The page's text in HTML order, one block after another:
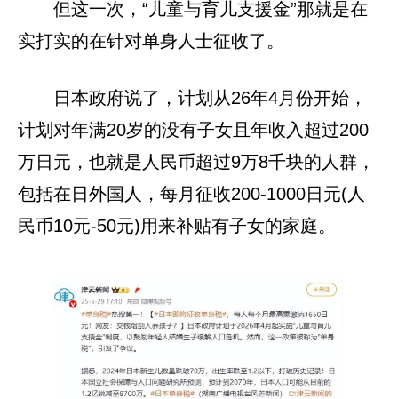
但这一次，“儿童与育儿支援金”那就是在
实打实的在针对单身人士征收了。
日本政府说了，计划从26年4月份开始，
计划对年满20岁的没有子女且年收入超过200
万日元，也就是人民币超过9万8千块的人群，
包括在日外国人，每月征收200-1000日元(人
民币10元-50元)用来补贴有子女的家庭。